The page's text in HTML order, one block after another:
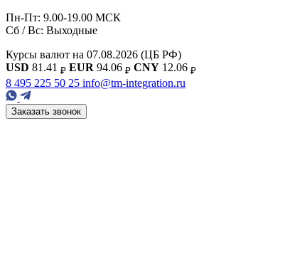
Пн-Пт: 9.00-19.00 МСК
Сб / Вс: Выходные
Курсы валют на 07.08.2026 (ЦБ РФ)
USD 81.41 ₽ EUR 94.06 ₽ CNY 12.06 ₽
8 495 225 50 25 info@tm-integration.ru
Заказать звонок